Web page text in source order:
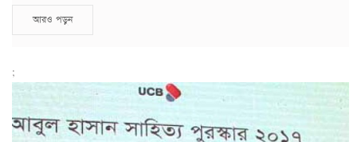
আরও পড়ুন
;